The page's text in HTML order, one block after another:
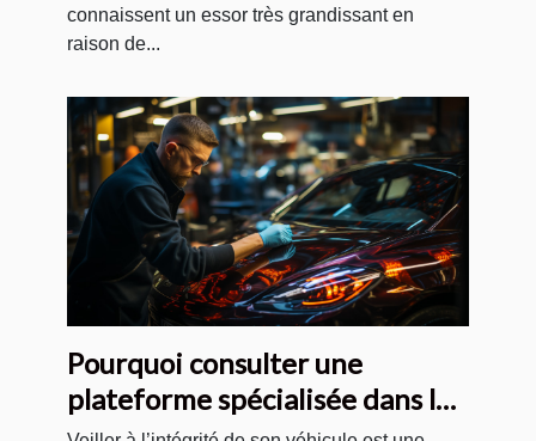
connaissent un essor très grandissant en
raison de...
Pourquoi consulter une
plateforme spécialisée dans le